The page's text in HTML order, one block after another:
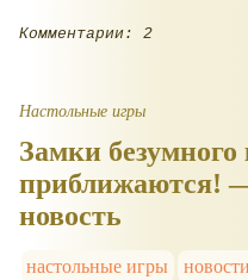
Комментарии: 2
Настольные игры
Замки
приближаются!
новость
настольные игры новости